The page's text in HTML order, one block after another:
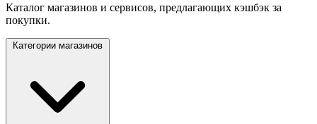
Каталог магазинов и сервисов, предлагающих кэшбэк за
покупки.
Категории магазинов